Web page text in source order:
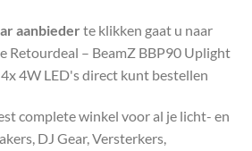
aanbieder te klikken gaat u naar
Retourdeal – BeamZ BBP90 Uplight
4W LED's direct kunt bestellen
complete winkel voor al je licht- en
DJ Gear, Versterkers,